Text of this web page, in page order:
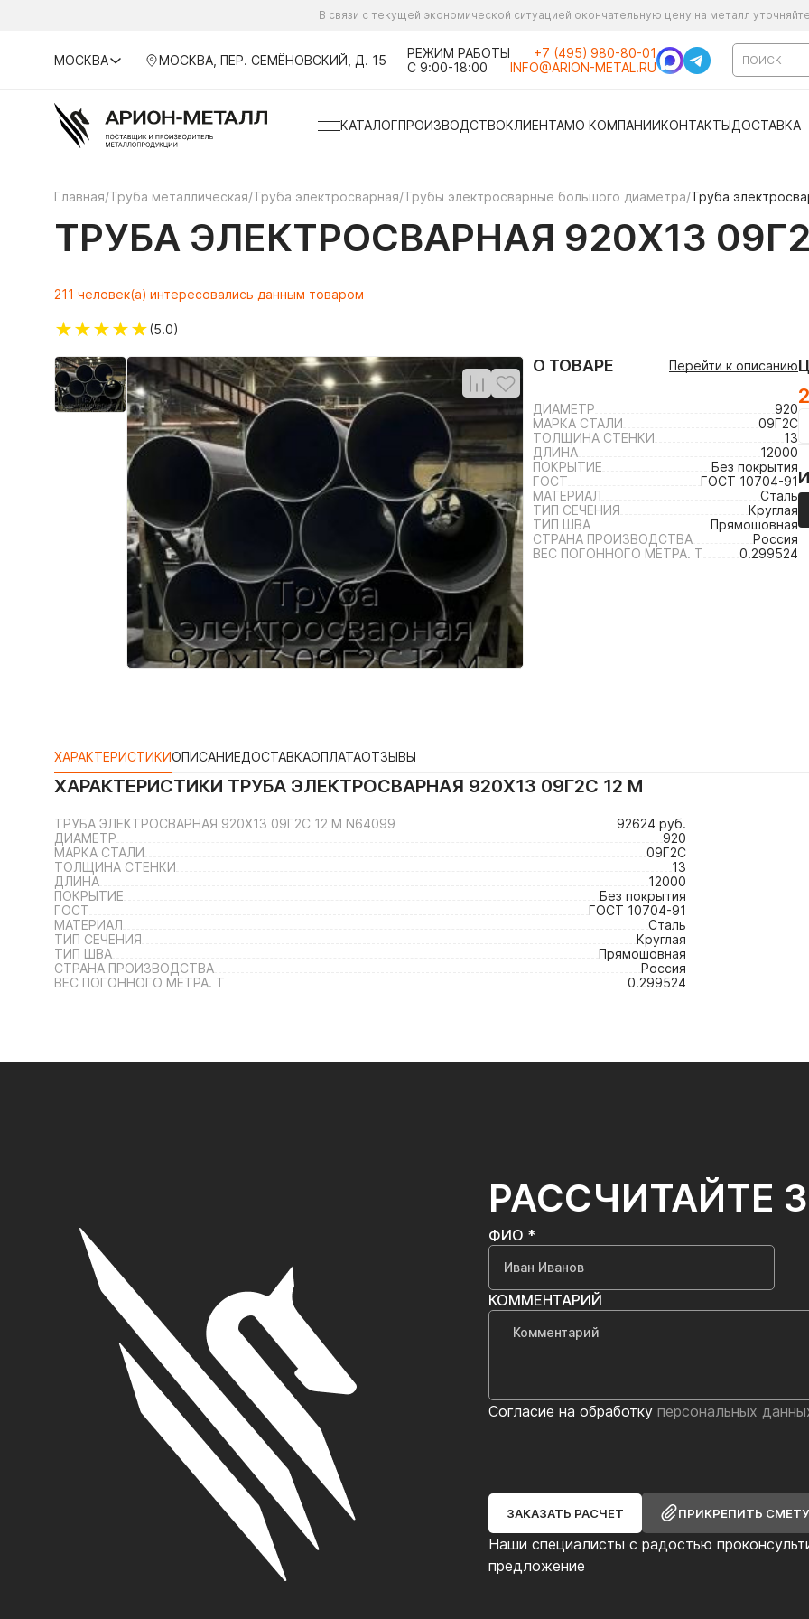
В связи с текущей экономической ситуацией окончательную цену на металл
МОСКВА МОСКВА, ПЕР. СЕМЁНОВСКИЙ, Д. 15
РЕЖИМ РАБОТЫ
С 9:00-18:00
+7 (495) 980-80-01
INFO@ARION-METAL.RU
КАТАЛОГПРОИЗВОДСТВОКЛИЕНТАМО КОМПАНИИКОНТАКТЫДОСТАВКА
Главная/Труба металлическая/Труба электросварная/Трубы электросварные большого диаметра/Труба
ТРУБА ЭЛЕКТРОСВАРНАЯ 920Х13
211 человек(а) интересовались данным товаром
★★★★★(5.0)
О ТОВАРЕ Перейти к описанию
ДИАМЕТР
920
МАРКА СТАЛИ
09Г2С
ТОЛЩИНА СТЕНКИ
13
ДЛИНА
12000
ПОКРЫТИЕ
Без покрытия
ГОСТ
ГОСТ 10704-91
МАТЕРИАЛ
Сталь
ТИП СЕЧЕНИЯ
Круглая
ТИП ШВА
Прямошовная
СТРАНА ПРОИЗВОДСТВА
Россия
ВЕС ПОГОННОГО МЕТРА. Т
0.299524
ХАРАКТЕРИСТИКИОПИСАНИЕДОСТАВКАОПЛАТАОТЗЫВЫ
ХАРАКТЕРИСТИКИ ТРУБА ЭЛЕКТРОСВАРНАЯ 920Х13 09Г2С 12 М
ТРУБА ЭЛЕКТРОСВАРНАЯ 920Х13 09Г2С 12 М N64099
92624 руб.
ДИАМЕТР
920
МАРКА СТАЛИ
09Г2С
ТОЛЩИНА СТЕНКИ
13
ДЛИНА
12000
ПОКРЫТИЕ
Без покрытия
ГОСТ
ГОСТ 10704-91
МАТЕРИАЛ
Сталь
ТИП СЕЧЕНИЯ
Круглая
ТИП ШВА
Прямошовная
СТРАНА ПРОИЗВОДСТВА
Россия
ВЕС ПОГОННОГО МЕТРА. Т
0.299524
РАССЧИТАЙТЕ
Наши специалисты с радостью
предложение
ФИО *
КОММЕНТАРИЙ
Согласие на обработку персональных
ЗАКАЗАТЬ РАСЧЕТ ПРИКРЕПИТЬ СМЕТУ